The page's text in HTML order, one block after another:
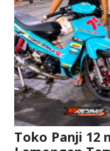
Toko Panji 12